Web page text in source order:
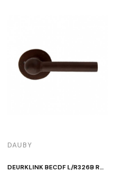
DAUBY
DEURKLINK BECDF L/R326B RC ROEST